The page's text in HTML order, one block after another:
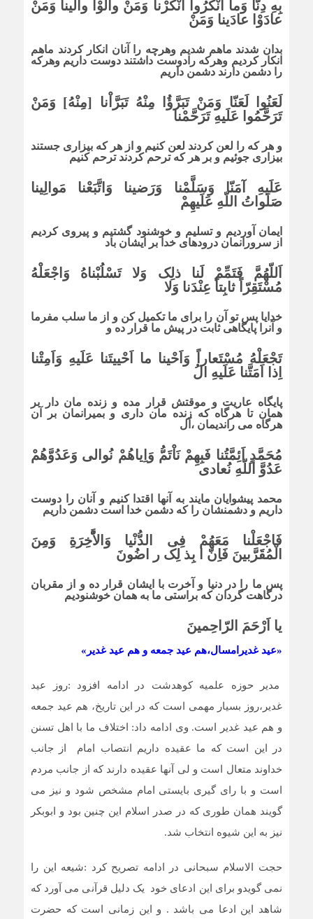
بِهِ دِنّا وَما اَنْکرُوا اَنْکرْنا وَمَنْ والَوْا والَینا وَمَنْ
عادَوْا عادَینا وَمَنْ
بدان شدند ماهم شدیم وهرچه را آنان انکار کردند ماهم
انکار کردیم وهرکه رادوست داشتند دوست داریم وهرکه
را دشمن دارند دشمن داریم
لَعَنُوا لَعَنّا وَمَنْ تَبَرَّؤُا مِنْهُ تَبَرَّاْنا [مِنْهُ] وَمَنْ
تَرَحَّمُوا عَلَیهِ تَرَحَّمْنا
و هر که را لعن کردند لعن کنیم و از هر که بیزارى جستند
بیزارى جوئیم و بر هر که ترحم کردند ترحم کنیم
عَلَیهِ آمَنّا وَسَلَّمْنا وَرَضینا وَاتَّبَعْنا مَوالِینا
صَلَواتُ اللّهِ عَلَیهِمْ
ایمان آوردیم و تسلیم و خوشنود گشتیم و پیروى کردیم
از سرورانمان درودهاى خدا بر ایشان باد
اَللّهُمَّ فَتَمِّمْ لَنا ذلِک وَلا تَسْلُبْناهُ وَاجْعَلْهُ
مُسْتَقِرّاً ثابِتاً عِنْدَنا وَلا
خدایا پس تو آن را براى ما تکمیل کن و از ما سلب مفرما
و آنرا پایگاهى ثابت در پیش ما قرار ده و
تَجْعَلْهُ مُسْتَعاراً وَاَحْینا ما اَحْییتَنا عَلَیهِ وَاَمِتْنا
اِذا اَمَتَّنا عَلَیهِ الُ
پایگاه عاریت و موقتش قرار مده و زنده مان دار بر
همان تا هرگاه که زنده مان دارى و بمیرانمان بر آن
هرگاه مى راندیمان ،آل
مُحَمَّدٍ اَئِمَّتُنا فَبِهِمْ نَاْتَمُّ وَاِیاهُمْ نُوالى وَعَدُوَّهُمْ
عَدُوَّ اللّهِ نُعادى
محمد پیشوایان مایند به آنها اقتدا کنیم و آنان را دوست
داریم و دشمنشان را که دشمن خدا است دشمن داریم
فَاجْعَلْنا مَعَهُمْ فِى الدُّنْیا وَالاَّْخِرَةِ وَمِنَ
الْمُقَرَّبینَ فَاِنّ ا بِذ لِک ر اضُونَ
پس ما را در دنیا و آخرت با ایشان قرار ده و از مقربان
درگاهت گردان که براستى ما به همان خوشنودیم
یا اَرْحَمَ الرّاحِمینَ
«عید غدیرامسال،هم عید جمعه و هم عید غدیر»
مدیر حوزه علمیه کوهدشت در ادامه افزود :روز عید
غدیر،روز بسیار مهمی است که در این تاریخ، هم عید جمعه
و هم عید غدیر است. وی ادامه داد: اختلاف ما با اهل تسنن
در این است که ما عقیده داریم انتصاب امام از جانب
خداوند متعال است و لی آنها عقیده دارند که از جانب مردم
است و با رای گیری بایستی امام مشخص شود و نیز می
گویند همان طوری که در صدر اسلام این چنین بود و ابوبکر
نیز به این شیوه انتخاب شد.
حجت الاسلام سبحانی در ادامه تصریح کرد :شیعه این را
نمی گویدو برای این ادعای خود یک دلیل قرآنی می آورد که
شاهد این ادعا می باشد . و این زمانی است که حضرت